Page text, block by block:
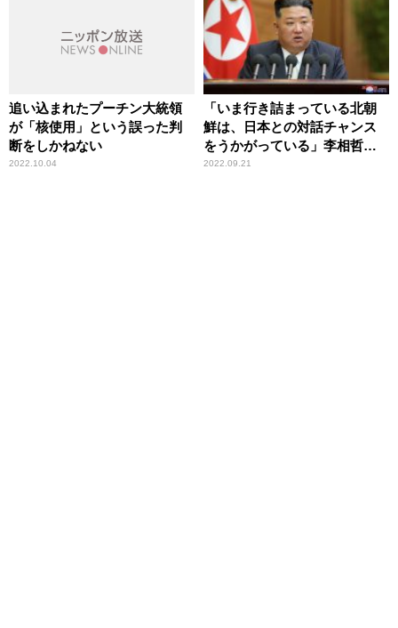
追い込まれたプーチン大統領
が「核使用」という誤った判
断をしかねない
2022.10.04
「いま行き詰まっている北朝
鮮は、日本との対話チャンス
をうかがっている」李相哲教
授が拉致問題の現況を分析
2022.09.21